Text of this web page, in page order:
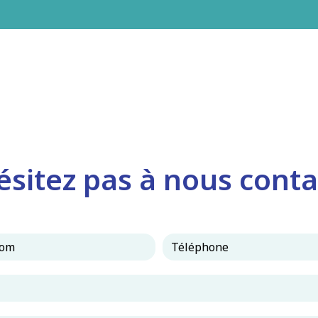
pas à nous